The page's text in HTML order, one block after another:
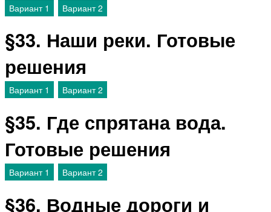
Вариант 1 Вариант 2
§33. Наши реки. Готовые
решения
Вариант 1 Вариант 2
§35. Где спрятана вода.
Готовые решения
Вариант 1 Вариант 2
§36. Водные дороги и